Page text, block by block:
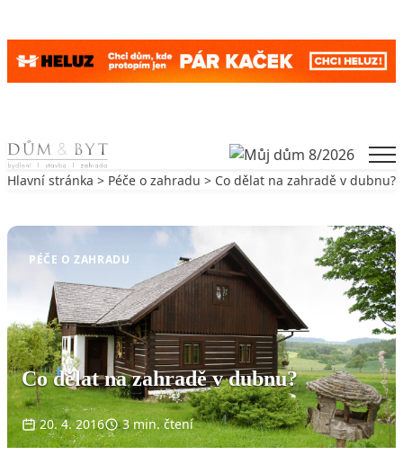
Skip to content
Hlavní stránka > Péče o zahradu > Co dělat na zahradě v dubnu?
PÉČE O ZAHRADU
Co dělat na zahradě v dubnu?
20. 4. 2016 3 min. čtení